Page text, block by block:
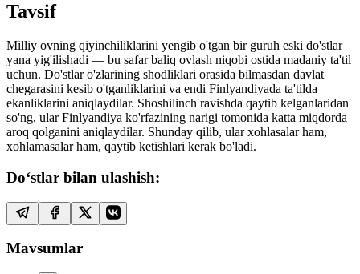
Tavsif
Milliy ovning qiyinchiliklarini yengib o'tgan bir guruh eski do'stlar
yana yig'ilishadi — bu safar baliq ovlash niqobi ostida madaniy ta'til
uchun. Do'stlar o'zlarining shodliklari orasida bilmasdan davlat
chegarasini kesib o'tganliklarini va endi Finlyandiyada ta'tilda
ekanliklarini aniqlaydilar. Shoshilinch ravishda qaytib kelganlaridan
so'ng, ular Finlyandiya ko'rfazining narigi tomonida katta miqdorda
aroq qolganini aniqlaydilar. Shunday qilib, ular xohlasalar ham,
xohlamasalar ham, qaytib ketishlari kerak bo'ladi.
Do‘stlar bilan ulashish:
Mavsumlar